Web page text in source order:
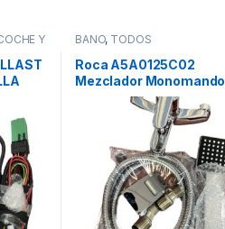
Y
BAÑO, TODOS
Roca A5A0125C02
Mezclador Monomando
Baño-Ducha, Coleccion
Victoria, Cromado